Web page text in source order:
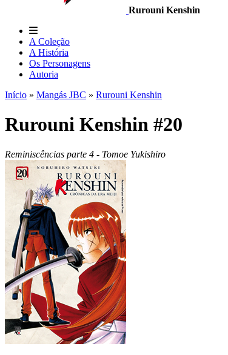
Rurouni Kenshin
A Coleção
A História
Os Personagens
Autoria
Início » Mangás JBC » Rurouni Kenshin
Rurouni Kenshin #20
Reminiscências parte 4 - Tomoe Yukishiro